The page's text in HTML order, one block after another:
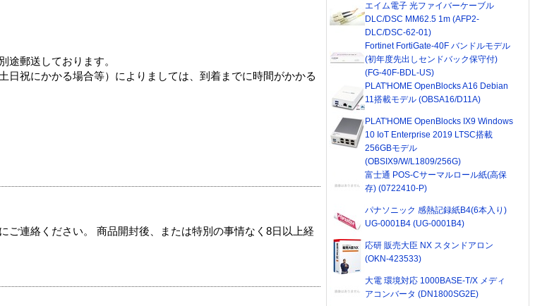
途郵送しております。
日祝にかかる場合等）によりましては、到着までに時間がかかる
ご連絡ください。 商品開封後、または特別の事情なく8日以上経
エイム電子 光ファイバーケーブル
DLC/DSC MM62.5 1m (AFP2-
DLC/DSC-62-01)
Fortinet FortiGate-40F バンドルモデル
(初年度先出しセンドバック保守付)
(FG-40F-BDL-US)
PLAT'HOME OpenBlocks A16 Debian
11搭載モデル (OBSA16/D11A)
PLAT'HOME OpenBlocks IX9 Windows
10 IoT Enterprise 2019 LTSC搭載
256GBモデル
(OBSIX9/W/L1809/256G)
富士通 POS-Cサーマルロール紙(高保
存) (0722410-P)
パナソニック 感熱記録紙B4(6本入り)
UG-0001B4 (UG-0001B4)
応研 販売大臣 NX スタンドアロン
(OKN-423533)
大電 環境対応 1000BASE-T/X メディ
アコンバータ (DN1800SG2E)